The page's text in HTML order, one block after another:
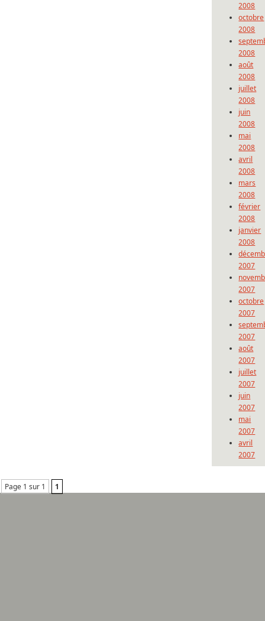
2008
octobre
2008
2008
août
2008
juillet
2008
juin
2008
mai
2008
avril
2008
mars
2008
février
2008
janvier
2008
2007
2007
octobre
2007
2007
août
2007
juillet
2007
juin
2007
mai
2007
avril
2007
Page 1 sur 1 1